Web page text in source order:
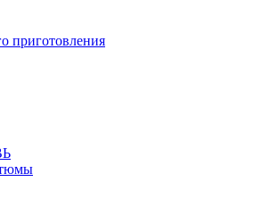
приготовления